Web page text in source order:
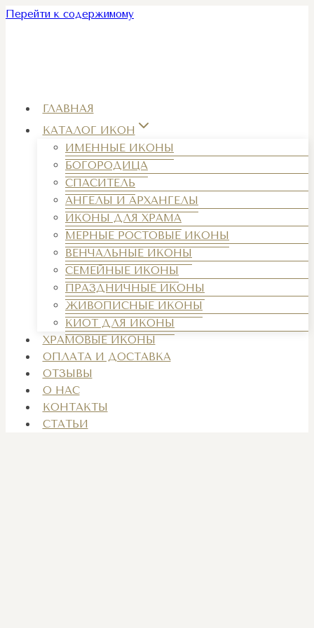
Перейти к содержимому
ГЛАВНАЯ
КАТАЛОГ ИКОН
ИМЕННЫЕ ИКОНЫ
БОГОРОДИЦА
СПАСИТЕЛЬ
АНГЕЛЫ И АРХАНГЕЛЫ
ИКОНЫ ДЛЯ ХРАМА
МЕРНЫЕ РОСТОВЫЕ ИКОНЫ
ВЕНЧАЛЬНЫЕ ИКОНЫ
СЕМЕЙНЫЕ ИКОНЫ
ПРАЗДНИЧНЫЕ ИКОНЫ
ЖИВОПИСНЫЕ ИКОНЫ
КИОТ ДЛЯ ИКОНЫ
ХРАМОВЫЕ ИКОНЫ
ОПЛАТА И ДОСТАВКА
ОТЗЫВЫ
О НАС
КОНТАКТЫ
СТАТЬИ